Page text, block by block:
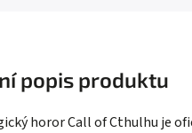
popis produktu
horor Call of Cthulhu je